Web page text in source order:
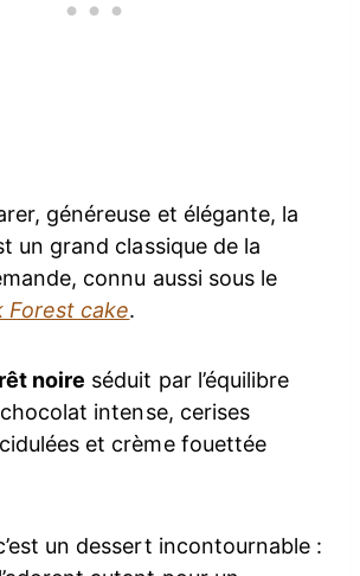
généreuse et élégante, la
un grand classique de la
connu aussi sous le
Forest cake.
noire séduit par l’équilibre
intense, cerises
et crème fouettée
un dessert incontournable :